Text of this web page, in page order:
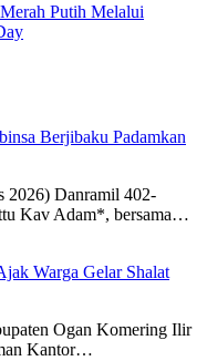
Putih Melalui
Berjibaku Padamkan
2026) Danramil 402-
Kav Adam*, bersama…
Warga Gelar Shalat
Ogan Komering Ilir
Kantor…